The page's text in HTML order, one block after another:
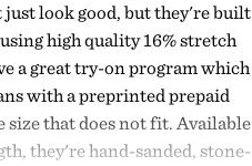
look good, but they're built
high quality 16% stretch
a great try-on program which
with a preprinted prepaid
size that does not fit. Available
they're hand-sanded, stone-